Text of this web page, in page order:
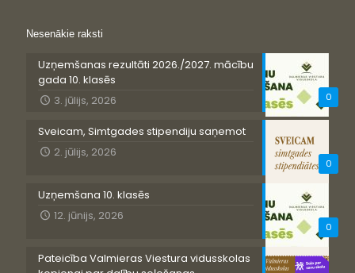
Nesenākie raksti
0
Uzņemšanas rezultāti 2026./2027. mācību
gada 10. klasēs
3. jūlijs, 2026
0
Sveicam, Simtgades stipendiju saņemot
2. jūlijs, 2026
0
Uzņemšana 10. klasēs
12. jūnijs, 2026
Pateicība Valmieras Viestura vidusskolas